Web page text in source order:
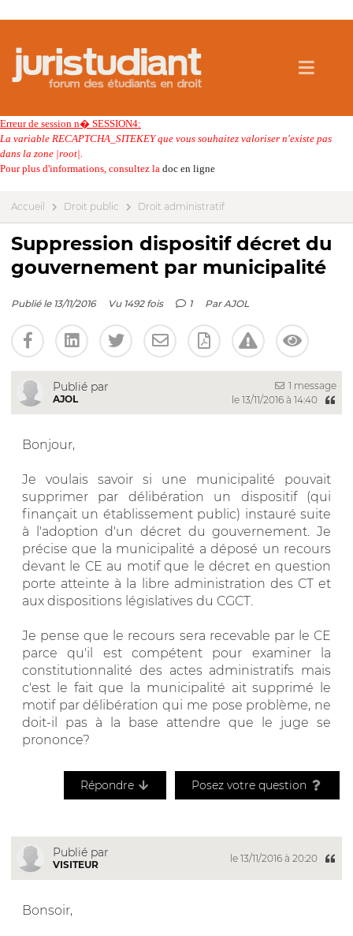
Erreur de session n� SESSION4:
La variable RECAPTCHA_SITEKEY que vous souhaitez valoriser n'existe pas
dans la zone |root|.
Pour plus d'informations, consultez la doc en ligne
Accueil Droit public Droit administratif
Suppression dispositif décret du
gouvernement par municipalité
Publié le 13/11/2016 Vu 1492 fois 1 Par AJOL
Publié par
AJOL
1 message
le 13/11/2016 à 14:40
Bonjour,
Je voulais savoir si une municipalité pouvait
supprimer par délibération un dispositif (qui
finançait un établissement public) instauré suite
à l'adoption d'un décret du gouvernement. Je
précise que la municipalité a déposé un recours
devant le CE au motif que le décret en question
porte atteinte à la libre administration des CT et
aux dispositions législatives du CGCT.
Je pense que le recours sera recevable par le CE
parce qu'il est compétent pour examiner la
constitutionnalité des actes administratifs mais
c'est le fait que la municipalité ait supprimé le
motif par délibération qui me pose problème, ne
doit-il pas à la base attendre que le juge se
prononce?
Répondre Posez votre question
Publié par
VISITEUR
le 13/11/2016 à 20:20
Bonsoir,